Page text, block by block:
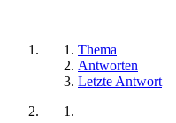
Thema
Antworten
Letzte Antwort